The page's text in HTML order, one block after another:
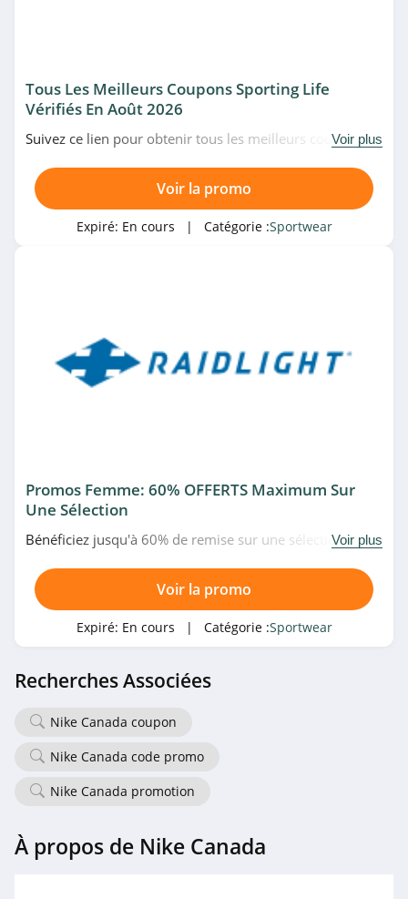
Tous Les Meilleurs Coupons Sporting Life
Vérifiés En Août 2026
Suivez ce lien pour obtenir tous les meilleurs codes
moment. Venez très vite!
Voir plus
Voir la promo
Expiré: En cours | Catégorie :Sportwear
Promos Femme: 60% OFFERTS Maximum Sur
Une Sélection
Bénéficiez jusqu'à 60% de remise sur une sélection
N'hésitez pas!
Voir plus
Voir la promo
Expiré: En cours | Catégorie :Sportwear
Recherches Associées
Nike Canada coupon
Nike Canada code promo
Nike Canada promotion
À propos de Nike Canada